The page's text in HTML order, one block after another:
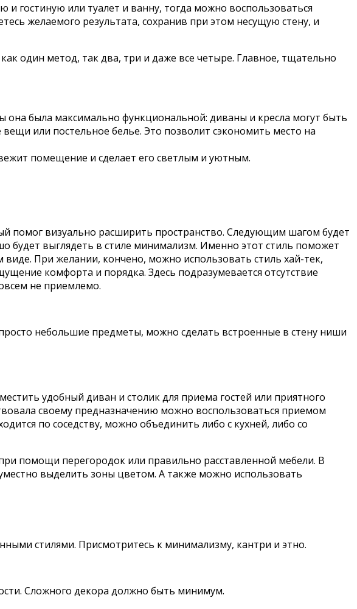
и гостиную или туалет и ванну, тогда можно воспользоваться
желаемого результата, сохранив при этом несущую стену, и
один метод, так два, три и даже все четыре. Главное, тщательно
была максимально функциональной: диваны и кресла могут быть
или постельное белье. Это позволит сэкономить место на
помещение и сделает его светлым и уютным.
помог визуально расширить пространство. Следующим шагом будет
будет выглядеть в стиле минимализм. Именно этот стиль поможет
При желании, кончено, можно использовать стиль хай-тек,
комфорта и порядка. Здесь подразумевается отсутствие
не приемлемо.
небольшие предметы, можно сделать встроенные в стену ниши
удобный диван и столик для приема гостей или приятного
своему предназначению можно воспользоваться приемом
по соседству, можно объединить либо с кухней, либо со
помощи перегородок или правильно расставленной мебели. В
выделить зоны цветом. А также можно использовать
стилями. Присмотритесь к минимализму, кантри и этно.
Сложного декора должно быть минимум.